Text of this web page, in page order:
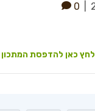
0
לחץ כאן להדפסת המתכון